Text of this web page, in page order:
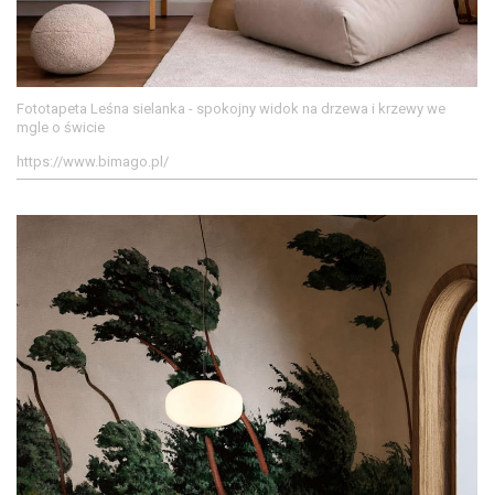
Fototapeta Leśna sielanka - spokojny widok na drzewa i krzewy we
mgle o świcie
https://www.bimago.pl/